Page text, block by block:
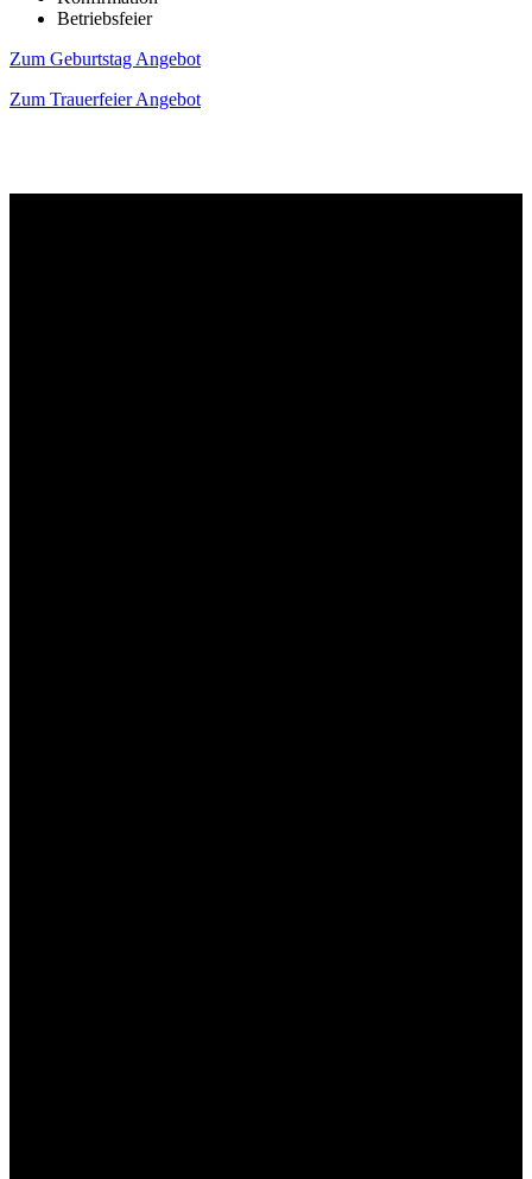
Betriebsfeier
Zum Geburtstag Angebot
Zum Trauerfeier Angebot